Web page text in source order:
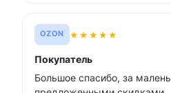
OZON ★★★★★
Покупатель
Большое спасибо, за